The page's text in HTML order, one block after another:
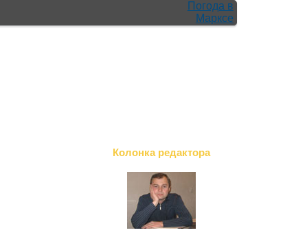
Погода в
Марксе
Колонка редактора